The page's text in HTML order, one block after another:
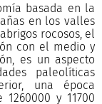
basada en la
en los valles
rocosos, el
con el medio y
es un aspecto
paleolíticas
una época
y 11700